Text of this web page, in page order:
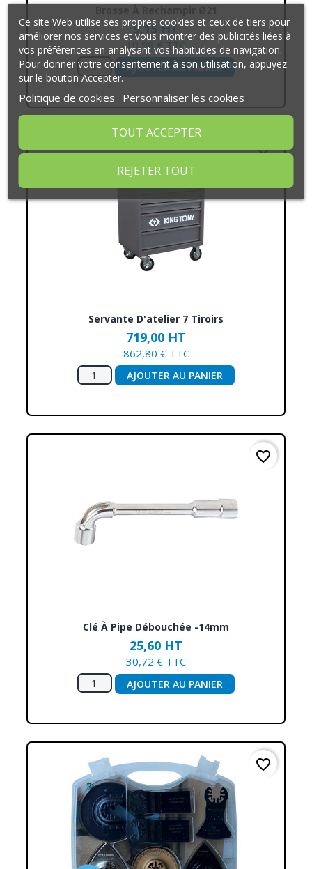
9,15 HT
10,98 € TTC
AJOUTER AU PANIER
Servante D'atelier 7 Tiroirs
719,00 HT
862,80 € TTC
AJOUTER AU PANIER
favorite_border
Clé À Pipe Débouchée -14mm
25,60 HT
30,72 € TTC
AJOUTER AU PANIER
favorite_border
favorite_border
Ce site Web utilise ses propres cookies et ceux de tiers pour
améliorer nos services et vous montrer des publicités liées à
vos préférences en analysant vos habitudes de navigation.
Pour donner votre consentement à son utilisation, appuyez
sur le bouton Accepter.
Politique de cookies Personnaliser les cookies
REJETER TOUT
TOUT ACCEPTER